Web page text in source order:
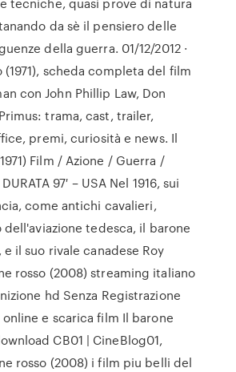
da sè il pensiero delle
della guerra. 01/12/2012 ·
(1971), scheda completa del film
con John Phillip Law, Don
trama, cast, trailer,
premi, curiosità e news. Il
Film / Azione / Guerra /
97′ – USA Nel 1916, sui
come antichi cavalieri,
dell'aviazione tedesca, il barone
il suo rivale canadese Roy
rosso (2008) streaming italiano
hd Senza Registrazione
online e scarica film Il barone
CB01 | CineBlog01,
rosso (2008) i film piu belli del